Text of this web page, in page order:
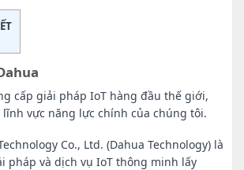
cấp giải pháp IoT hàng đầu thế giới,
vực năng lực chính của chúng tôi.
Co., Ltd. (Dahua Technology) là
pháp và dịch vụ IoT thông minh lấy